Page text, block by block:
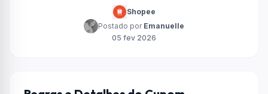
Shopee
Postado por Emanuelle
05 fev 2026